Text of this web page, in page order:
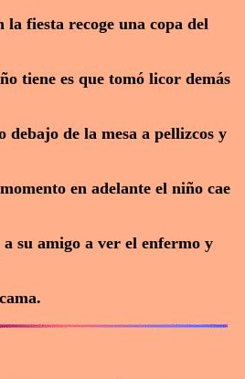
la fiesta recoge una copa del
tiene es que tomó licor demás
debajo de la mesa a pellizcos y
en adelante el niño cae
su amigo a ver el enfermo y